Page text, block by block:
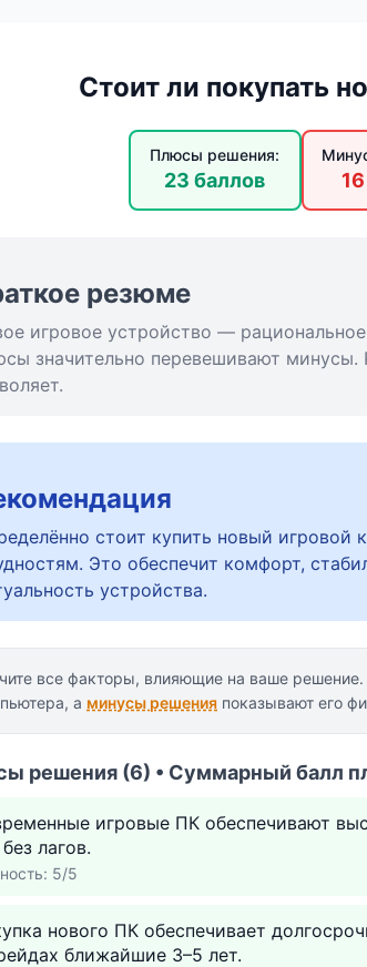
Стоит ли покупать
Плюсы решения:
23 баллов
резюме
игровое устройство —
значительно перевешивают
стоит купить новый
Это обеспечит комфорт,
устройства.
все факторы, влияющие на ваше решение.
а минусы решения показывают его
решения (6) • Суммарный балл
игровые ПК обеспечивают
лагов.
5/5
нового ПК обеспечивает
ближайшие 3–5 лет.